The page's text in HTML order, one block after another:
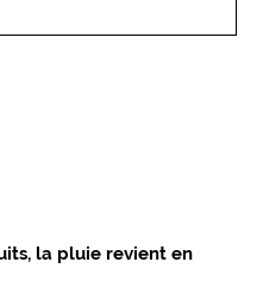
la pluie revient en